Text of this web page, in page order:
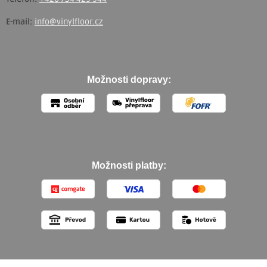
E-mail: info@vinylfloor.cz
Možnosti dopravy:
Možnosti platby: